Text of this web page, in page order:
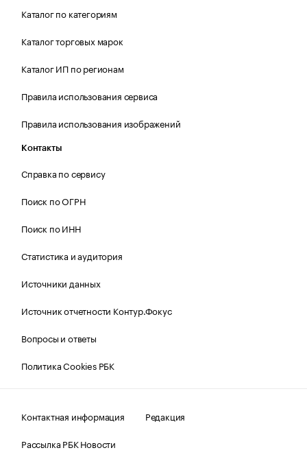
Каталог по категориям
Каталог торговых марок
Каталог ИП по регионам
Правила использования сервиса
Правила использования изображений
Контакты
Справка по сервису
Поиск по ОГРН
Поиск по ИНН
Статистика и аудитория
Источники данных
Источник отчетности Контур.Фокус
Вопросы и ответы
Политика Cookies РБК
Контактная информация
Редакция
Рассылка РБК Новости